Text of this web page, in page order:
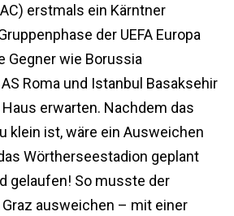
erstmals ein Kärntner
der UEFA Europa
Gegner wie Borussia
Roma und Istanbul Basaksehir
erwarten. Nachdem das
klein ist, wäre ein Ausweichen
Wörtherseestadion geplant
gelaufen! So musste der
ausweichen – mit einer